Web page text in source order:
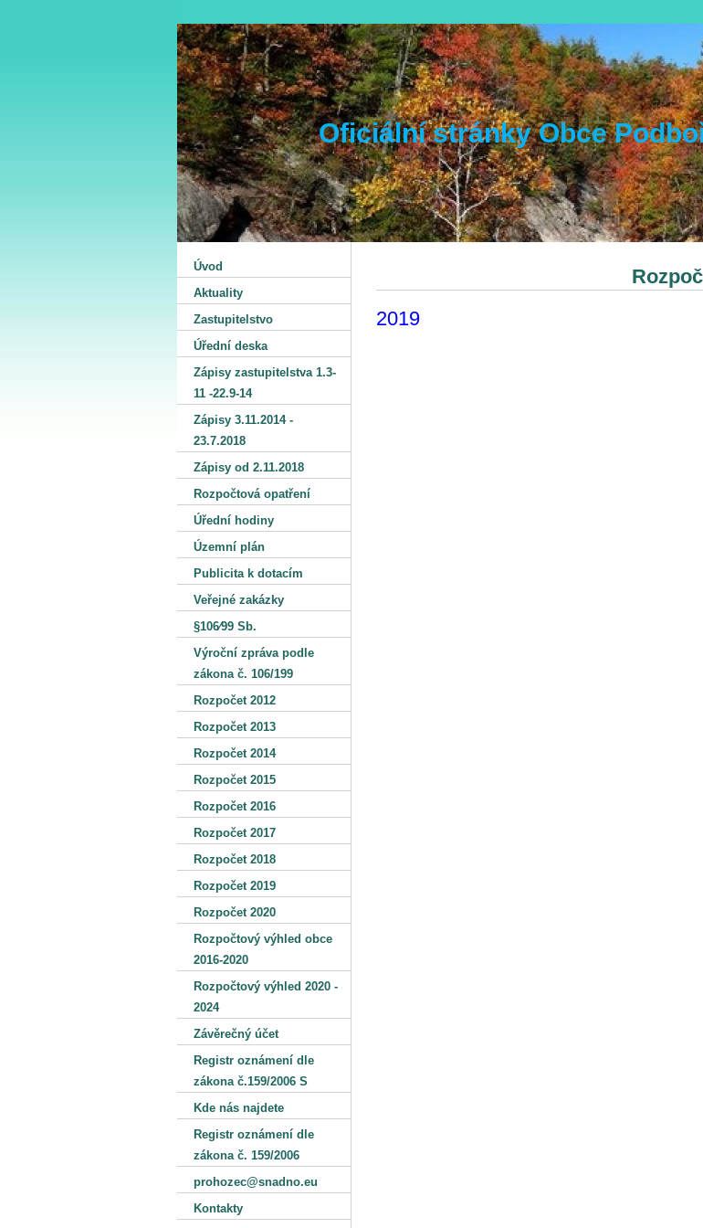
Oficiální stránky Obce
2019
Úvod
Aktuality
Zastupitelstvo
Úřední deska
Zápisy zastupitelstva 1.3-
11 -22.9-14
Zápisy 3.11.2014 -
23.7.2018
Zápisy od 2.11.2018
Rozpočtová opatření
Úřední hodiny
Územní plán
Publicita k dotacím
Veřejné zakázky
§106⁄99 Sb.
Výroční zpráva podle
zákona č. 106/199
Rozpočet 2012
Rozpočet 2013
Rozpočet 2014
Rozpočet 2015
Rozpočet 2016
Rozpočet 2017
Rozpočet 2018
Rozpočet 2019
Rozpočet 2020
Rozpočtový výhled obce
2016-2020
Rozpočtový výhled 2020 -
2024
Závěrečný účet
Registr oznámení dle
zákona č.159/2006 S
Kde nás najdete
Registr oznámení dle
zákona č. 159/2006
prohozec@snadno.eu
Kontakty